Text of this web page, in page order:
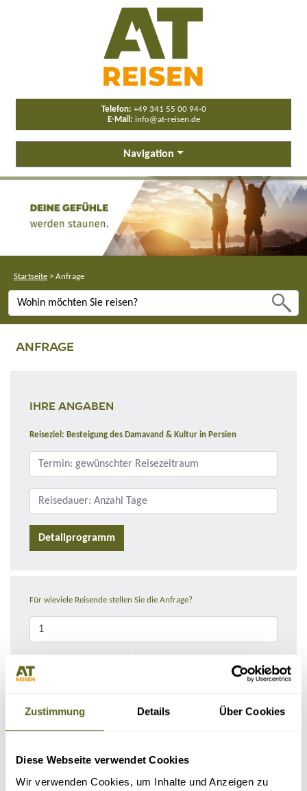
Zustimmung Details Über Cookies
Diese Webseite verwendet Cookies
Wir verwenden Cookies, um Inhalte und Anzeigen zu
Telefon: +49 341 55 00 94-0
E-Mail: info@at-reisen.de
Navigation
Startseite > Anfrage
ANFRAGE
IHRE ANGABEN
Reiseziel: Besteigung des Damavand & Kultur in Persien
Detailprogramm
Für wieviele Reisende stellen Sie die Anfrage?